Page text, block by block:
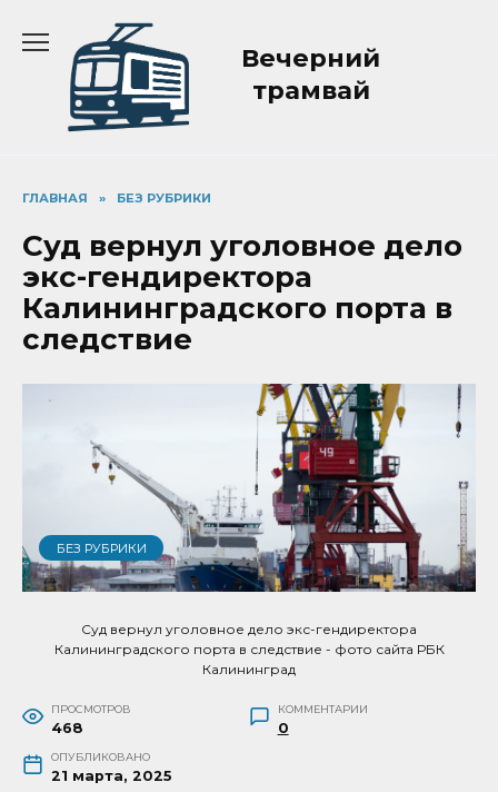
содержанию
Вечерний
трамвай
ГЛАВНАЯ » БЕЗ РУБРИКИ
Суд вернул уголовное дело
экс-гендиректора
Калининградского порта в
следствие
БЕЗ РУБРИКИ
Суд вернул уголовное дело экс-гендиректора
Калининградского порта в следствие - фото сайта РБК
Калининград
ПРОСМОТРОВ
468
КОММЕНТАРИИ
0
ОПУБЛИКОВАНО
21 марта, 2025